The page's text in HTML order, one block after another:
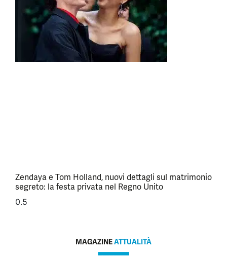
Zendaya e Tom Holland, nuovi dettagli sul matrimonio
segreto: la festa privata nel Regno Unito
MAGAZINEATTUALITÀ